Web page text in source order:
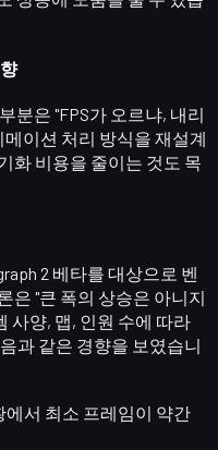
분은 "FPS가 오르냐, 내리
이션 처리 방식을 재설계
화 비용을 줄이는 것 도 목
2 베타를 대상으로 벤
은 "큰 폭의 상승은 아니지
사양, 맵, 인원 수에 따라
과 같은 경향을 보였습니
에서 최소 프레임이 약간